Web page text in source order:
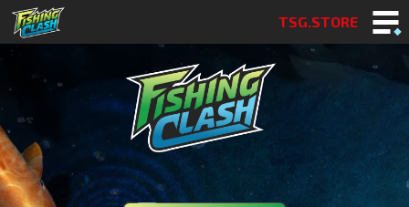
TSG.STORE